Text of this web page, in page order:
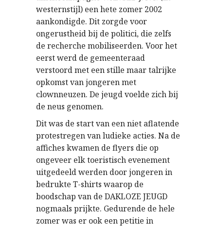
westernstijl) een hete zomer 2002
aankondigde. Dit zorgde voor
ongerustheid bij de politici, die zelfs
de recherche mobiliseerden. Voor het
eerst werd de gemeenteraad
verstoord met een stille maar talrijke
opkomst van jongeren met
clownneuzen. De jeugd voelde zich bij
de neus genomen.
Dit was de start van een niet aflatende
protestregen van ludieke acties. Na de
affiches kwamen de flyers die op
ongeveer elk toeristisch evenement
uitgedeeld werden door jongeren in
bedrukte T-shirts waarop de
boodschap van de DAKLOZE JEUGD
nogmaals prijkte. Gedurende de hele
zomer was er ook een petitie in